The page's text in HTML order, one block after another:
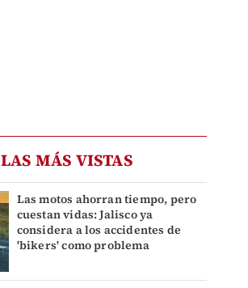
LAS MÁS VISTAS
Las motos ahorran tiempo, pero
cuestan vidas: Jalisco ya
considera a los accidentes de
'bikers' como problema